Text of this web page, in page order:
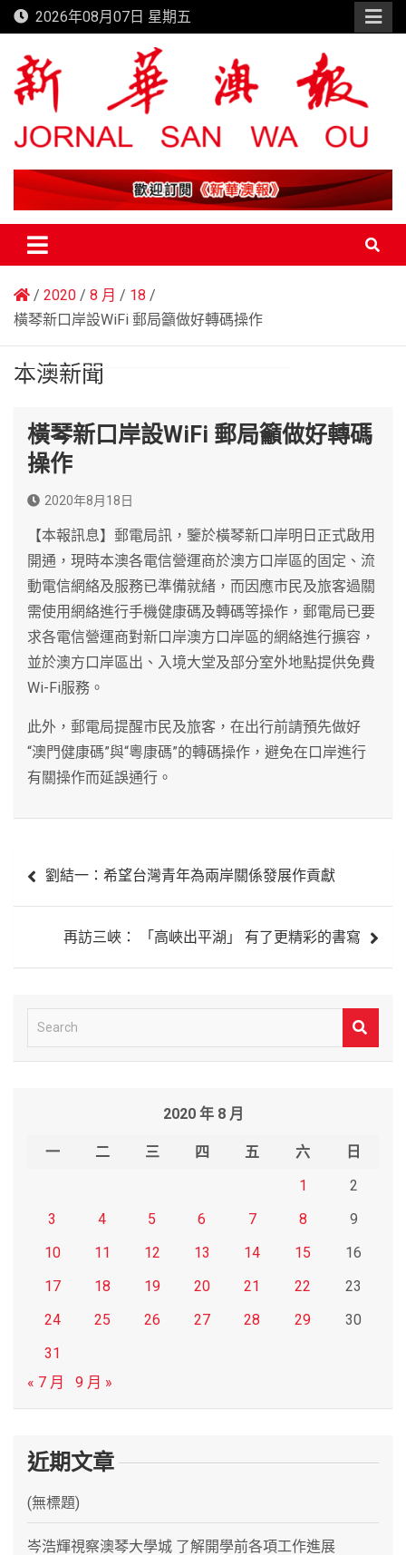
Skip
to
content
2026年08月07日 星期五
新華澳報
2020 8 月
18
橫琴新口岸設WiFi 郵局籲做好轉碼操作
本澳新聞
橫琴新口岸設WiFi 郵局籲做好轉碼
操作
2020年8月18日
【本報訊息】郵電局訊，鑒於橫琴新口岸明日正式啟用
開通，現時本澳各電信營運商於澳方口岸區的固定、流
動電信網絡及服務已準備就緒，而因應市民及旅客過關
需使用網絡進行手機健康碼及轉碼等操作，郵電局已要
求各電信營運商對新口岸澳方口岸區的網絡進行擴容，
並於澳方口岸區出、入境大堂及部分室外地點提供免費
Wi-Fi服務。
此外，郵電局提醒市民及旅客，在出行前請預先做好
“澳門健康碼”與“粵康碼”的轉碼操作，避免在口岸進行
有關操作而延誤通行。
章 劉結一：希望台灣青年為兩岸關係發展作貢獻
再訪三峽： 「高峽出平湖」 有了更精彩的書寫
e
2020 年 8 月
一 二 三 四 五 六
日
1
2
3
4 5 6 7 8
9
10
11 12 13 14 15
16
17
18 19 20 21 22
23
24
25 26 27 28 29
30
31
« 7 月
9 月 »
近期文章
(無標題)
岑浩輝視察澳琴大學城 了解開學前各項工作進展